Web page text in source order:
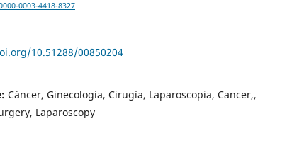
0003-4418-8327
10.51288/00850204
Cáncer, Ginecología, Cirugía, Laparoscopia, Cancer,,
Laparoscopy